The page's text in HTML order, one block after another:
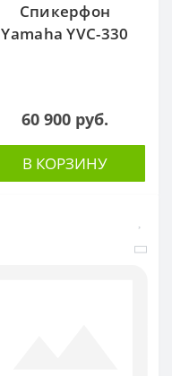
Спикерфон
Yamaha YVC-330
60 900 руб.
В КОРЗИНУ